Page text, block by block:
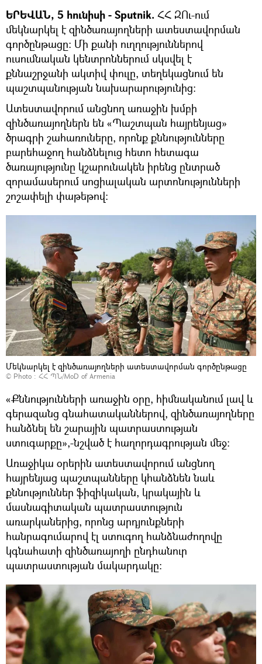
ԵՐԵՎԱՆ, 5 հունիսի - Sputnik. ՀՀ ԶՈւ-ում
մեկնարկել է զինծառայողների ատեստավորման
գործընթացը: Մի քանի ուղղություններով
ուսումնական կենտրոններում սկսվել է
քննաշրջանի ակտիվ փուլը, տեղեկացնում են
պաշտպանության նախարարությունից:
Ատեստավորում անցնող առաջին խմբի
զինծառայողներն են «Պաշտպան հայրենյաց»
ծրագրի շահառուները, որոնք քննությունները
բարեհաջող հանձնելուց հետո հետագա
ծառայությունը կշարունակեն իրենց ընտրած
զորամասերում սոցիալական արտոնությունների
շոշափելի փաթեթով:
Մեկնարկել է զինծառայողների ատեստավորման գործընթացը
© Photo : ՀՀ ՊՆ/MoD of Armenia
«Քննությունների առաջին օրը, հիմնականում լավ և
գերազանց գնահատականներով, զինծառայողները
հանձնել են շարային պատրաստության
ստուգարքը»,-նշված է հաղորդագրության մեջ:
Առաջիկա օրերին ատեստավորում անցնող
հայրենյաց պաշտպանները կհանձնեն նաև
քննություններ ֆիզիկական, կրակային և
մասնագիտական պատրաստություն
առարկաներից, որոնց արդյունքների
հանրագումարով էլ ստուգող հանձնաժողովը
կգնահատի զինծառայողի ընդհանուր
պատրաստության մակարդակը։